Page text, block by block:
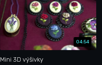
04:54
Mini 3D výšivky